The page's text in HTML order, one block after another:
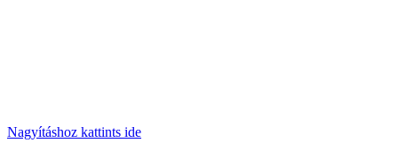
Nagyításhoz kattints ide